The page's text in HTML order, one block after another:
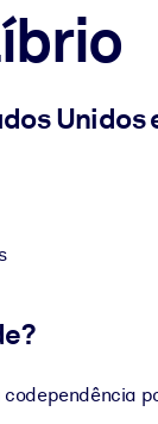
Unidos
codependência